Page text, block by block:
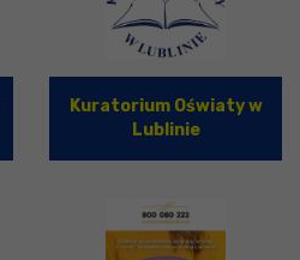
Kuratorium Oświaty w
Lublinie